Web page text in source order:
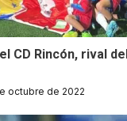
CD Rincón, rival
octubre de 2022